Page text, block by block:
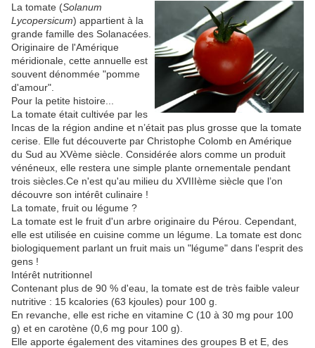
La tomate (Solanum
Lycopersicum) appartient à la
grande famille des Solanacées.
Originaire de l'Amérique
méridionale, cette annuelle est
souvent dénommée "pomme
d'amour".
Pour la petite histoire...
La tomate était cultivée par les
Incas de la région andine et n’était pas plus grosse que la tomate
cerise. Elle fut découverte par Christophe Colomb en Amérique
du Sud au XVème siècle. Considérée alors comme un produit
vénéneux, elle restera une simple plante ornementale pendant
trois siècles.Ce n'est qu'au milieu du XVIIIème siècle que l’on
découvre son intérêt culinaire !
La tomate, fruit ou légume ?
La tomate est le fruit d'un arbre originaire du Pérou. Cependant,
elle est utilisée en cuisine comme un légume. La tomate est donc
biologiquement parlant un fruit mais un "légume" dans l'esprit des
gens !
Intérêt nutritionnel
Contenant plus de 90 % d'eau, la tomate est de très faible valeur
nutritive : 15 kcalories (63 kjoules) pour 100 g.
En revanche, elle est riche en vitamine C (10 à 30 mg pour 100
g) et en carotène (0,6 mg pour 100 g).
Elle apporte également des vitamines des groupes B et E, des